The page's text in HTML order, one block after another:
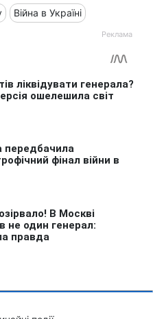
Війна в Україні